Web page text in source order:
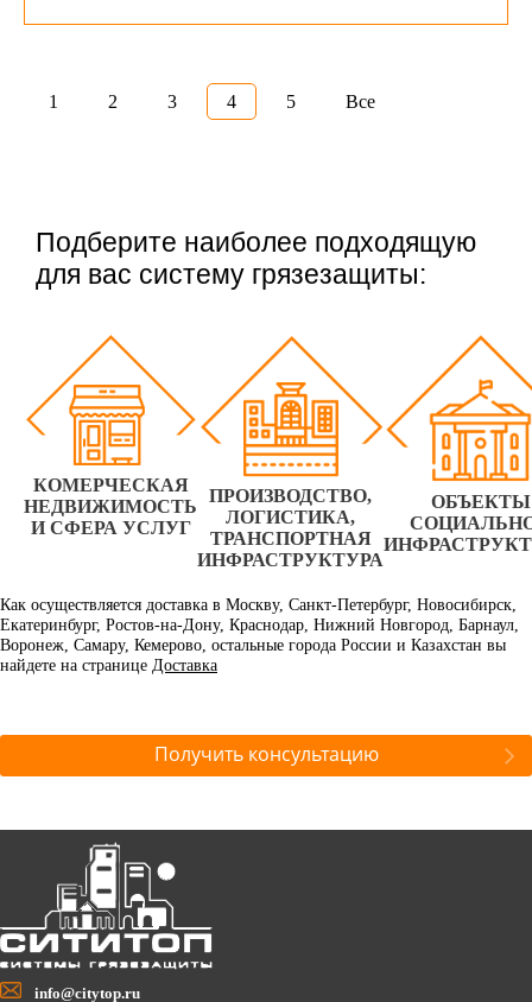
1 2 3 4 5 Все
Подберите наиболее подходящую
для вас систему грязезащиты:
КОМЕРЧЕСКАЯ
НЕДВИЖИМОСТЬ
И СФЕРА УСЛУГ
ПРОИЗВОДСТВО,
ЛОГИСТИКА,
ТРАНСПОРТНАЯ
ИНФРАСТРУКТУРА
ОБЪЕКТЫ
Как осуществляется доставка в Москву, Санкт-Петербург, Новосибирск,
Екатеринбург, Ростов-на-Дону, Краснодар, Нижний Новгород, Барнаул,
Воронеж, Самару, Кемерово, остальные города России и Казахстан вы
найдете на странице Доставка
Получить консультацию
info@citytop.ru